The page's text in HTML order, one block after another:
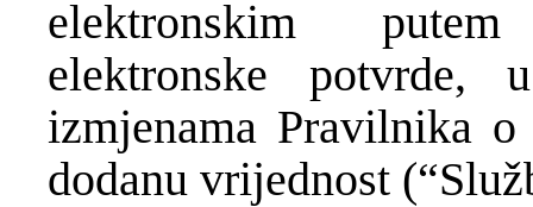
elektronskim
elektronske
izmjenama Pravilnika
dodanu vrijednost